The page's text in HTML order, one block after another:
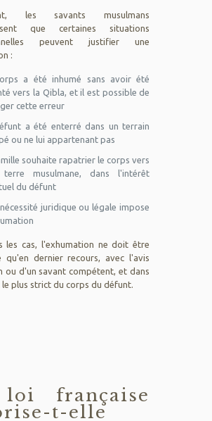
les savants musulmans
que certaines situations
peuvent justifier une
:
a été inhumé sans avoir été
vers la Qibla, et il est possible de
cette erreur
a été enterré dans un terrain
ou ne lui appartenant pas
souhaite rapatrier le corps vers
terre musulmane, dans l'intérêt
du défunt
juridique ou légale impose
les cas, l'exhumation ne doit être
qu'en dernier recours, avec l'avis
ou d'un savant compétent, et dans
le plus strict du corps du défunt.
française
t-elle